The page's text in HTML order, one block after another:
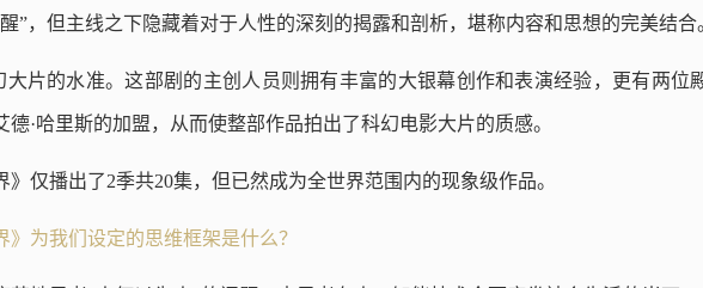
”，但主线之下隐藏着对于人性的深刻的揭露和剖析，堪称内容和思想的完美结合
大片的水准。这部剧的主创人员则拥有丰富的大银幕创作和表演经验，更有两位
德·哈里斯的加盟，从而使整部作品拍出了科幻电影大片的质感。
》仅播出了2季共20集，但已然成为全世界范围内的现象级作品。
》为我们设定的思维框架是什么？